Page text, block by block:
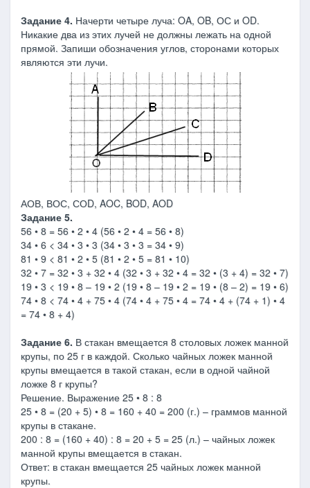
Задание 4. Начерти четыре луча: OA, OB, ОС и OD.
Никакие два из этих лучей не должны лежать на одной
прямой. Запиши обозначения углов, сторонами которых
являются эти лучи.
АОВ, ВОС, СОD, AOC, BOD, AOD
Задание 5.
56 • 8 = 56 • 2 • 4 (56 • 2 • 4 = 56 • 8)
34 • 6 < 34 • 3 • 3 (34 • 3 • 3 = 34 • 9)
81 • 9 < 81 • 2 • 5 (81 • 2 • 5 = 81 • 10)
32 • 7 = 32 • 3 + 32 • 4 (32 • 3 + 32 • 4 = 32 • (3 + 4) = 32 • 7)
19 • 3 < 19 • 8 – 19 • 2 (19 • 8 – 19 • 2 = 19 • (8 – 2) = 19 • 6)
74 • 8 < 74 • 4 + 75 • 4 (74 • 4 + 75 • 4 = 74 • 4 + (74 + 1) • 4
= 74 • 8 + 4)
Задание 6. В стакан вмещается 8 столовых ложек манной
крупы, по 25 г в каждой. Сколько чайных ложек манной
крупы вмещается в такой стакан, если в одной чайной
ложке 8 г крупы?
Решение. Выражение 25 • 8 : 8
25 • 8 = (20 + 5) • 8 = 160 + 40 = 200 (г.) – граммов манной
крупы в стакане.
200 : 8 = (160 + 40) : 8 = 20 + 5 = 25 (л.) – чайных ложек
манной крупы вмещается в стакан.
Ответ: в стакан вмещается 25 чайных ложек манной
крупы.